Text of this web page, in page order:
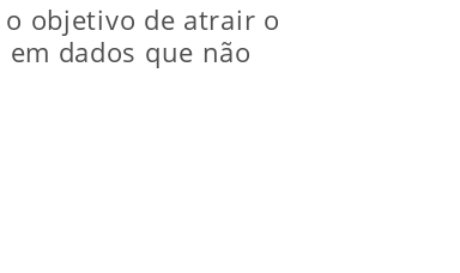
objetivo de atrair o
dados que não